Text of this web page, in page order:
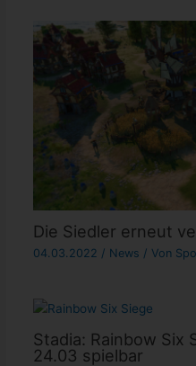
Die Siedler erneut
04.03.2022 / News / Von
Stadia: Rainbow Six
24.03 spielbar